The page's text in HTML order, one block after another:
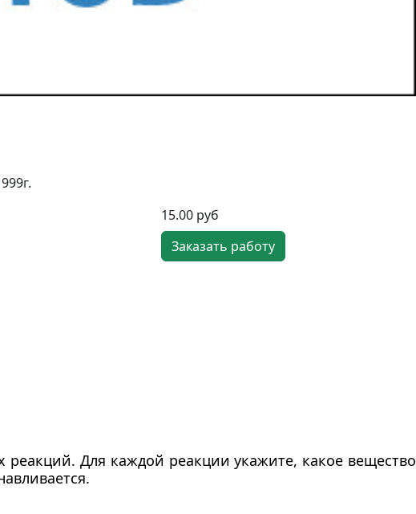
15.00 руб
Заказать работу
реакций. Для каждой реакции укажите, какое вещество